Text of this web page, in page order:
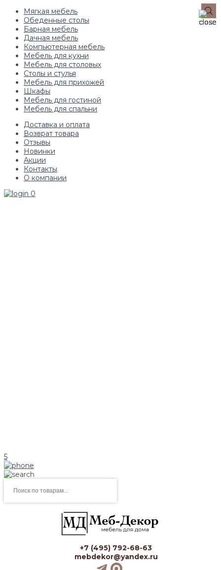
Мягкая мебель
Обеденные столы
Барная мебель
Дачная мебель
Компьютерная мебель
Мебель для кухни
Мебель для столовых
Столы и стулья
Мебель для прихожей
Шкафы
Мебель для гостиной
Мебель для спальни
Доставка и оплата
Возврат товара
Отзывы
Новинки
Акции
Контакты
О компании
0
5
товаров
+7 (495) 792-68-63
mebdekor@yandex.ru